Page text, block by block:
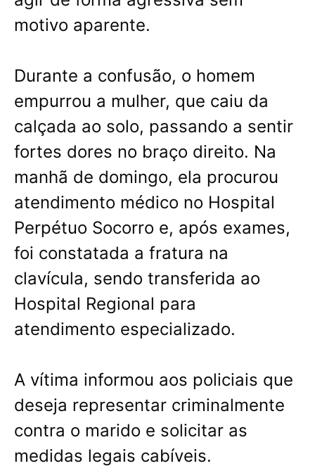
motivo aparente.
Durante a confusão, o homem
empurrou a mulher, que caiu da
calçada ao solo, passando a sentir
fortes dores no braço direito. Na
manhã de domingo, ela procurou
atendimento médico no Hospital
Perpétuo Socorro e, após exames,
foi constatada a fratura na
clavícula, sendo transferida ao
Hospital Regional para
atendimento especializado.
A vítima informou aos policiais que
deseja representar criminalmente
contra o marido e solicitar as
medidas legais cabíveis.